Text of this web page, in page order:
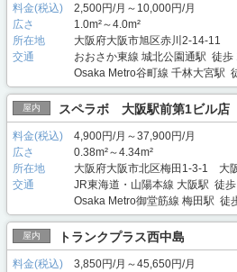
料金(税込)
2,500円/月～10,000円/月
広さ
1.0m²～4.0m²
所在地
大阪府大阪市旭区赤川2-14-11
交通
おおさか東線 城北公園通駅 徒歩
Osaka Metro谷町線 千林大宮駅
屋内 スペラボ 大阪駅前第1ビル店
料金(税込)
4,900円/月～37,900円/月
広さ
0.38m²～4.34m²
所在地
大阪府大阪市北区梅田1-3-1 大
交通
JR東海道・山陽本線 大阪駅 徒
Osaka Metro御堂筋線 梅田駅 徒
屋内 トランクプラス西中島
料金(税込)
3,850円/月～45,650円/月